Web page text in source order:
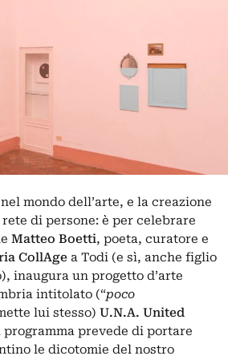
mondo dell’arte, e la creazione
di persone: è per celebrare
Matteo Boetti, poeta, curatore e
CollAge a Todi (e sì, anche figlio
inaugura un progetto d’arte
intitolato (“poco
lui stesso) U.N.A. United
programma prevede di portare
le dicotomie del nostro